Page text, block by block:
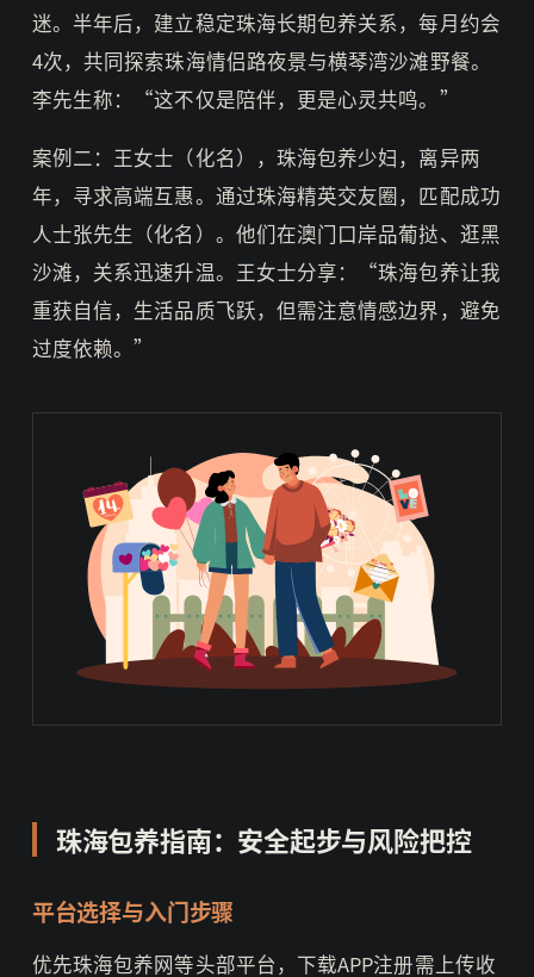
迷。半年后，建立稳定珠海长期包养关系，每月约会
4次，共同探索珠海情侣路夜景与横琴湾沙滩野餐。
李先生称：“这不仅是陪伴，更是心灵共鸣。”
案例二：王女士（化名），珠海包养少妇，离异两
年，寻求高端互惠。通过珠海精英交友圈，匹配成功
人士张先生（化名）。他们在澳门口岸品葡挞、逛黑
沙滩，关系迅速升温。王女士分享：“珠海包养让我
重获自信，生活品质飞跃，但需注意情感边界，避免
过度依赖。”
珠海包养指南：安全起步与风险把控
平台选择与入门步骤
优先珠海包养网等头部平台，下载APP注册需上传收